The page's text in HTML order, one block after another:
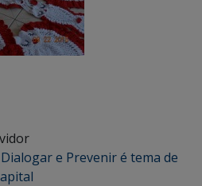
e Prevenir é tema de